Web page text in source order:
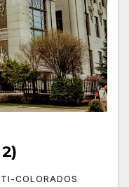
COLORADOS